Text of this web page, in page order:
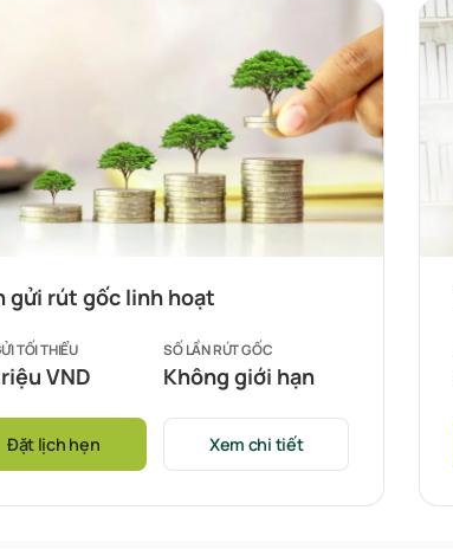
gửi rút gốc linh hoạt
TỐI THIỂU
VND
SỐ LẦN RÚT GỐC
Không giới hạn
Đặt lịch hẹn Xem chi tiết